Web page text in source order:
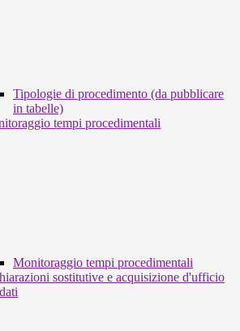
Tipologie di procedimento (da pubblicare
in tabelle)
tempi procedimentali
Monitoraggio tempi procedimentali
sostitutive e acquisizione d'ufficio